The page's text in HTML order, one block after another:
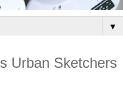
▼
Urban Sketchers